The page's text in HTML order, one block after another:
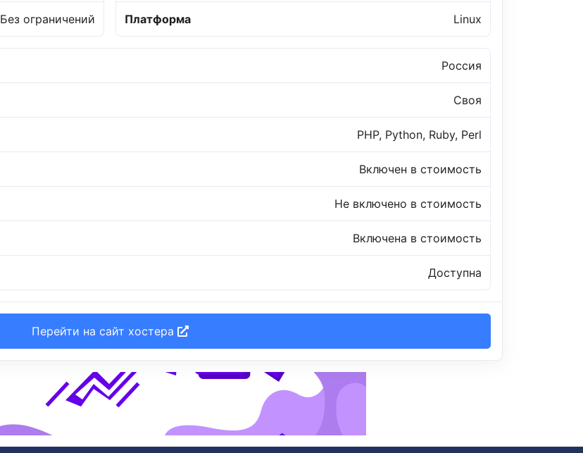
Без ограничений Платформа Linux
Россия
Своя
PHP, Python, Ruby, Perl
Включен в стоимость
Не включено в стоимость
Включена в стоимость
Доступна
Перейти на сайт хостера